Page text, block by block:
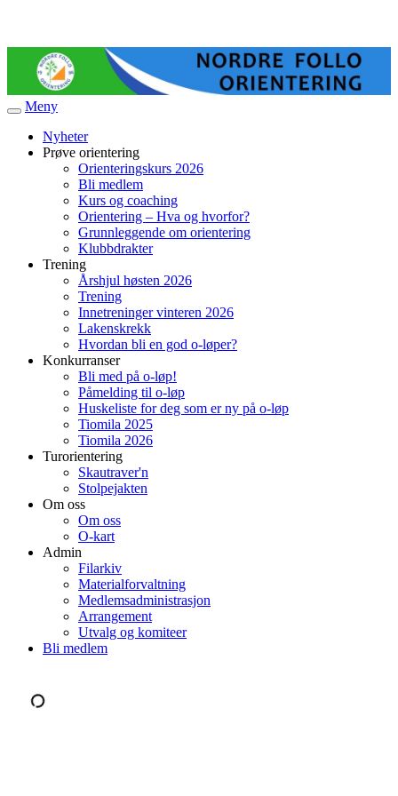
Veksle
navigasjon
Meny
Nyheter
Prøve orientering
Orienteringskurs 2026
Bli medlem
Kurs og coaching
Orientering – Hva og hvorfor?
Grunnleggende om orientering
Klubbdrakter
Trening
Årshjul høsten 2026
Trening
Innetreninger vinteren 2026
Lakenskrekk
Hvordan bli en god o-løper?
Konkurranser
Bli med på o-løp!
Påmelding til o-løp
Huskeliste for deg som er ny på o-løp
Tiomila 2025
Tiomila 2026
Turorientering
Skautraver'n
Stolpejakten
Om oss
Om oss
O-kart
Admin
Filarkiv
Materialforvaltning
Medlemsadministrasjon
Arrangement
Utvalg og komiteer
Bli medlem